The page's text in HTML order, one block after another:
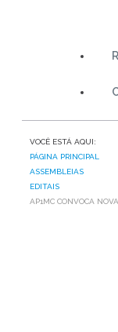
VOCÊ ESTÁ AQUI:
PÁGINA PRINCIPAL
ASSEMBLEIAS
EDITAIS
AP1MC CONVOCA